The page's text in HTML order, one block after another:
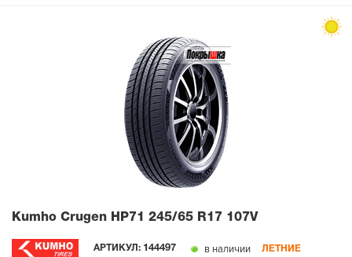
Kumho Crugen HP71 245/65 R17 107V
АРТИКУЛ: 144497 в наличии ЛЕТНИЕ